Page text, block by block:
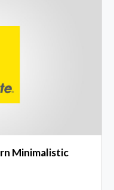
Minimalistic